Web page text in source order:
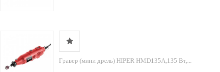
Гравер (мини дрель) HIPER HMD135A,135 Вт,...